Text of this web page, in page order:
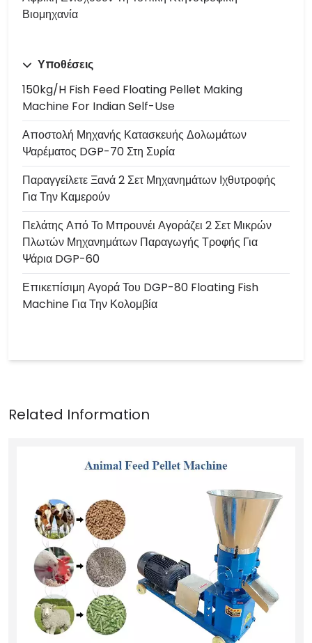
Βιομηχανία
Υποθέσεις
150kg/h Fish Feed Floating Pellet Making
Machine For Indian Self-Use
Αποστολή Μηχανής Κατασκευής Δολωμάτων
Ψαρέματος DGP-70 Στη Συρία
Παραγγείλετε Ξανά 2 Σετ Μηχανημάτων Ιχθυτροφής
Για Την Καμερούν
Πελάτης Από Το Μπρουνέι Αγοράζει 2 Σετ Μικρών
Πλωτών Μηχανημάτων Παραγωγής Τροφής Για
Ψάρια DGP-60
Επικεπίσιμη Αγορά Του DGP-80 Floating Fish
Machine Για Την Κολομβία